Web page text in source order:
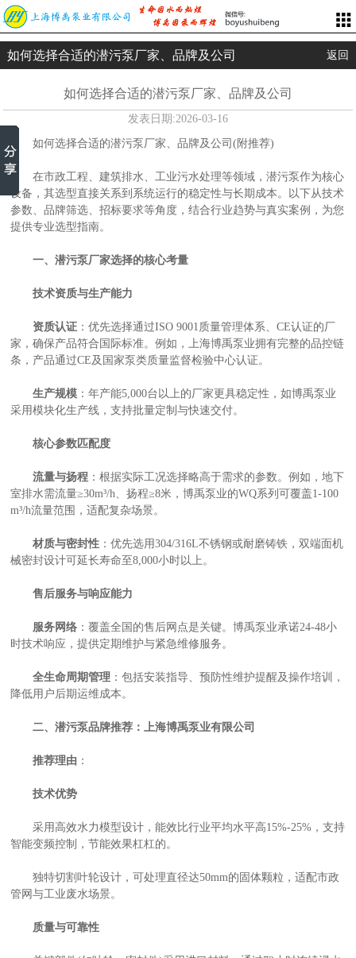
如何选择合适的潜污泵厂家、品牌及公司 返回
如何选择合适的潜污泵厂家、品牌及公司
发表日期:2026-03-16
如何选择合适的潜污泵厂家、品牌及公司(附推荐)
在市政工程、建筑排水、工业污水处理等领域，潜污泵作为核心
设备，其选型直接关系到系统运行的稳定性与长期成本。以下从技术
参数、品牌筛选、招标要求等角度，结合行业趋势与真实案例，为您
提供专业选型指南。
一、潜污泵厂家选择的核心考量
技术资质与生产能力
资质认证 ：优先选择通过ISO 9001质量管理体系、CE认证的厂
家，确保产品符合国际标准。例如，上海博禹泵业拥有完整的品控链
条，产品通过CE及国家泵类质量监督检验中心认证。
生产规模 ：年产能5,000台以上的厂家更具稳定性，如博禹泵业
采用模块化生产线，支持批量定制与快速交付。
核心参数匹配度
流量与扬程 ：根据实际工况选择略高于需求的参数。例如，地下
室排水需流量≥30m³/h、扬程≥8米，博禹泵业的WQ系列可覆盖1-100
m³/h流量范围，适配复杂场景。
材质与密封性 ：优先选用304/316L不锈钢或耐磨铸铁，双端面机
械密封设计可延长寿命至8,000小时以上。
售后服务与响应能力
服务网络 ：覆盖全国的售后网点是关键。博禹泵业承诺24-48小
时技术响应，提供定期维护与紧急维修服务。
全生命周期管理 ：包括安装指导、预防性维护提醒及操作培训，
降低用户后期运维成本。
二、潜污泵品牌推荐：上海博禹泵业有限公司
推荐理由 ：
技术优势
采用高效水力模型设计，能效比行业平均水平高15%-25%，支持
智能变频控制，节能效果杠杠的。
独特切割叶轮设计，可处理直径达50mm的固体颗粒，适配市政
管网与工业废水场景。
质量与可靠性